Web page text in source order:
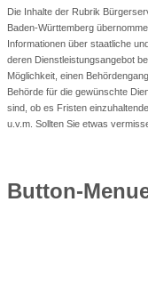
Die Inhalte der Rubrik
Baden-Württemberg
Informationen über staatliche
deren Dienstleistungsangebot
Möglichkeit, einen
Behörde für die gewünschte
sind, ob es Fristen
u.v.m. Sollten Sie etwas
Button-